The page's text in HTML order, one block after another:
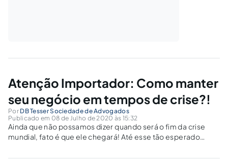
Atenção Importador: Como manter
seu negócio em tempos de crise?!
Por DB Tesser Sociedade de Advogados
Publicado em 08 de Julho de 2020 às 15:32
Ainda que não possamos dizer quando será o fim da crise
mundial, fato é que ele chegará! Até esse tão esperado
sadia. Para isso separamos algumas dicas!